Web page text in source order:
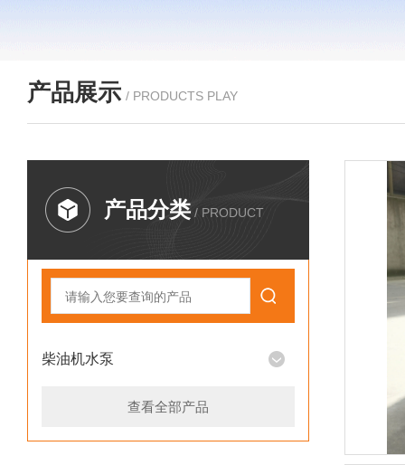
产品展示 / PRODUCTS PLAY
产品分类 / PRODUCT
柴油机水泵
查看全部产品